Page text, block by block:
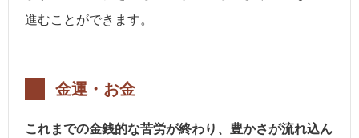
進むことができます。
金運・お金
これまでの金銭的な苦労が終わり、豊かさが流れ込ん